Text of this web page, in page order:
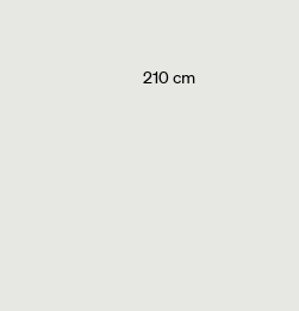
210 cm